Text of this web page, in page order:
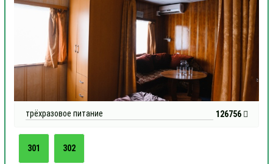
трёхразовое питание 126756
301 302